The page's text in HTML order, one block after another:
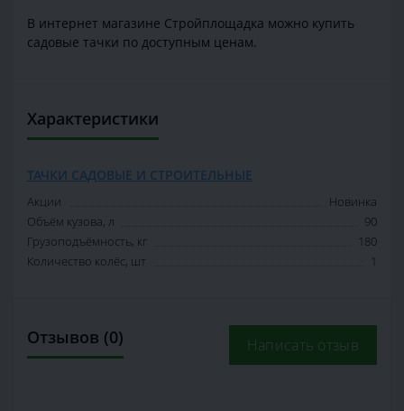
В интернет магазине Стройплощадка можно купить
садовые тачки по доступным ценам.
Характеристики
ТАЧКИ САДОВЫЕ И СТРОИТЕЛЬНЫЕ
Акции
Новинка
Объём кузова, л
90
Грузоподъёмность, кг
180
Количество колёс, шт
1
Отзывов (0) Написать отзыв